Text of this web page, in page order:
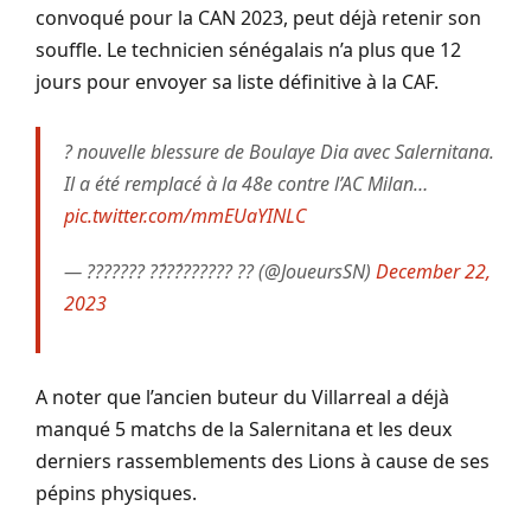
convoqué pour la CAN 2023, peut déjà retenir son
souffle. Le technicien sénégalais n’a plus que 12
jours pour envoyer sa liste définitive à la CAF.
? nouvelle blessure de Boulaye Dia avec Salernitana.
Il a été remplacé à la 48e contre l’AC Milan…
pic.twitter.com/mmEUaYINLC
— ??????? ??́??́?????? ?? (@JoueursSN) December 22,
2023
A noter que l’ancien buteur du Villarreal a déjà
manqué 5 matchs de la Salernitana et les deux
derniers rassemblements des Lions à cause de ses
pépins physiques.